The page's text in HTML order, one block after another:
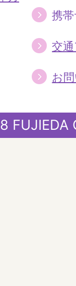
携
交
お
FUJIEDA